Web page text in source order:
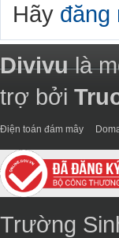
Hãy đăng
Divivulà
trợ bởi
Điện toán đám mây
Trường